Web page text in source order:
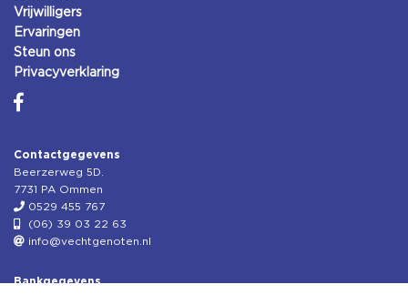
Vrijwilligers
Ervaringen
Steun ons
Privacyverklaring
Contactgegevens
Beerzerweg 5D.
7731 PA Ommen
0529 455 767
(06) 39 03 22 63
info@vechtgenoten.nl
Bankgegevens